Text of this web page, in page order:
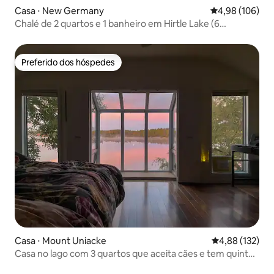
Casa ⋅ New Germany 4,98 de uma
4,98 (106)
Chalé de 2 quartos e 1 banheiro em Hirtle Lake (6
Preferido dos hóspedes
Preferido dos hóspedes
Casa ⋅ Mount Uniacke 4,88 de uma
4,88 (132)
Casa no lago com 3 quartos que aceita cães e tem quintal